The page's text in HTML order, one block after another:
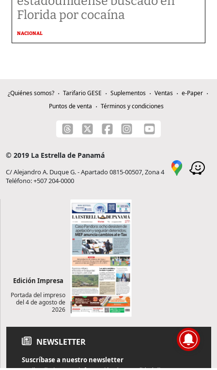
Florida por cocaína
NACIONAL
¿Quiénes somos? Tarifario GESE Suplementos Ventas
e-Paper
Puntos de venta
Términos y condiciones
© 2019 La Estrella de Panamá
C/ Alejandro A. Duque G. - Apartado 0815-00507, Zona 4
Teléfono: +507 204-0000
Edición Impresa
Portada del impreso
del 4 de agosto de
2026
NEWSLETTER
Suscríbase a nuestro newsletter